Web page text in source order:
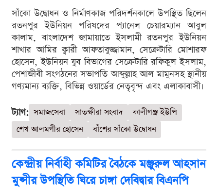
সাঁকো উদ্বোধন ও নির্মাণকাজ পরিদর্শনকালে উপস্থিত ছিলেন
রতনপুর ইউনিয়ন পরিষদের প্যানেল চেয়ারম্যান আবুল
কালাম, বাংলাদেশ জামায়াতে ইসলামী রতনপুর ইউনিয়ন
শাখার আমির ক্বারী আফতাবুজ্জামান, সেক্রেটারি মোশারফ
হোসেন, ইউনিয়ন যুব বিভাগের সেক্রেটারি রফিকুল ইসলাম,
পেশাজীবী সংগঠনের সভাপতি আব্দুল্লাহ আল মামুনসহ স্থানীয়
গণ্যমান্য ব্যক্তি, বিভিন্ন ওয়ার্ডের নেতৃবৃন্দ এবং এলাকাবাসী।
ট্যাগ: সমাজসেবা সাতক্ষীরা সংবাদ
কালীগঞ্জ ইউপি
শেখ আলমগীর হোসেন
বাঁশের সাঁকো উদ্বোধন
কেন্দ্রীয় নির্বাহী কমিটির বৈঠকে মঞ্জুরুল আহসান
মুন্সীর উপস্থিতি ঘিরে চাঙ্গা দেবিদ্বার বিএনপি